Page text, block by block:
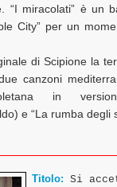
“I miracolati” è un
City” per un
di Scipione la
canzoni
in
e “La rumba degli
Titolo: Si